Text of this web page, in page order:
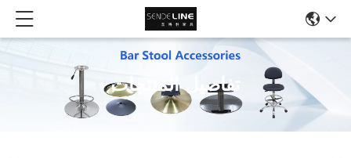
تفاصيل المنتجات